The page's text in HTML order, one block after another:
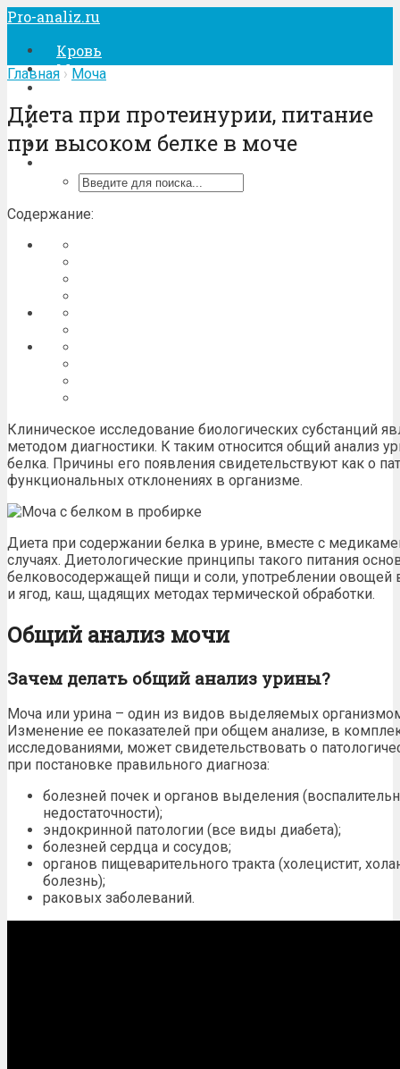
Pro-analiz.ru
Кровь
Моча
Лечение
Процедуры
Главная › Моча
Диета при протеинурии, питание
при высоком белке в моче
Содержание:
Клиническое исследование биологических субстанций
методом диагностики. К таким относится общий анализ
белка. Причины его появления свидетельствуют как о
функциональных отклонениях в организме.
Диета при содержании белка в урине, вместе с
случаях. Диетологические принципы такого питания
белковосодержащей пищи и соли, употреблении овощей
и ягод, каш, щадящих методах термической обработки.
Общий анализ мочи
Зачем делать общий анализ урины?
Моча или урина – один из видов выделяемых
Изменение ее показателей при общем анализе, в
исследованиями, может свидетельствовать о
при постановке правильного диагноза:
болезней почек и органов выделения
недостаточности);
эндокринной патологии (все виды диабета);
болезней сердца и сосудов;
органов пищеварительного тракта (холецистит,
болезнь);
раковых заболеваний.